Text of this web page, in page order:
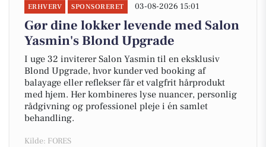
ERHVERV SPONSORERET 03-08-2026 15:01
Gør dine lokker levende med Salon
Yasmin's Blond Upgrade
I uge 32 inviterer Salon Yasmin til en eksklusiv
Blond Upgrade, hvor kunder ved booking af
balayage eller reflekser får et valgfrit hårprodukt
med hjem. Her kombineres lyse nuancer, personlig
rådgivning og professionel pleje i én samlet
behandling.
Kilde: FORES